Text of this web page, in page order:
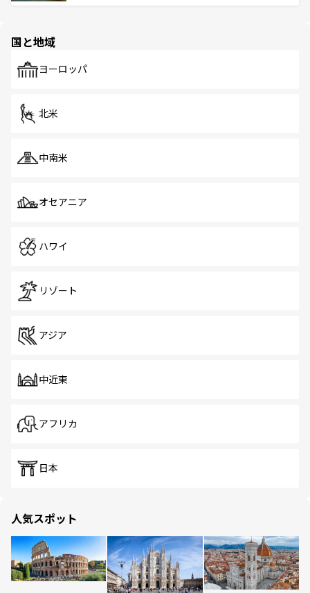
で、ホーカーズは地元の風情を楽しめる外せないスポット
国と地域
ヨーロッパ
北米
中南米
オセアニア
ハワイ
リゾート
アジア
中近東
アフリカ
日本
人気スポット